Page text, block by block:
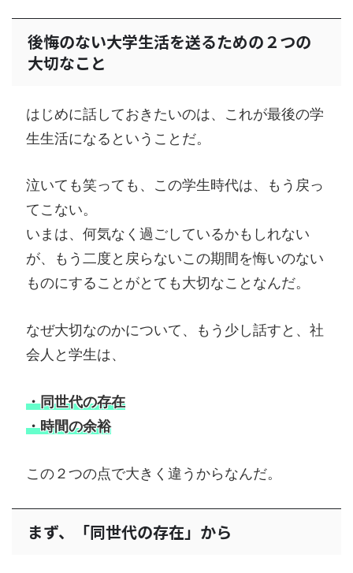
後悔のない大学生活を送るための２つの
大切なこと
はじめに話しておきたいのは、これが最後の学
生生活になるということだ。
泣いても笑っても、この学生時代は、もう戻っ
てこない。
いまは、何気なく過ごしているかもしれない
が、もう二度と戻らないこの期間を悔いのない
ものにすることがとても大切なことなんだ。
なぜ大切なのかについて、もう少し話すと、社
会人と学生は、
・同世代の存在
・時間の余裕
この２つの点で大きく違うからなんだ。
まず、「同世代の存在」から